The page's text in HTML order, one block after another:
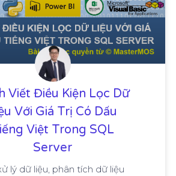
Viết Điều Kiện Lọc Dữ
Với Giá Trị Có Dấu
Việt Trong SQL
Server
lý dữ liệu, phân tích dữ liệu